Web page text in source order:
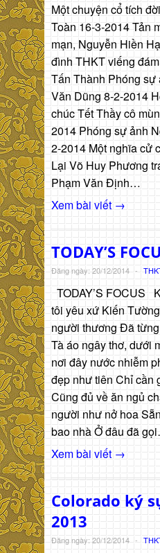
Một chuyện cổ tích
Toàn 16-3-2014 Tản
mạn, Nguyễn Hiền
đình THKT viếng
Tấn Thành Phóng sự
Văn Dũng 8-2-2014
chúc Tết Thầy cô
2014 Phóng sự ảnh
2-2014 Một nghĩa cử
Lại Võ Huy Phương
Phạm Văn Định…
Xem bài viết →
TODAY’S
Đăng ngày: 20/12/2014 -
TODAY’S FOCUS
tôi yêu xứ Kiến
người thương Đã
Tà áo ngây thơ, dưới
nơi đây nước nhiễm
đẹp như tiên Chỉ cần
Cũng đủ về ăn ngủ
người như nở hoa
bao nhà Ở đâu đã
Xem bài viết →
Colorado ký
2013
Đăng ngày: 20/12/2014 -